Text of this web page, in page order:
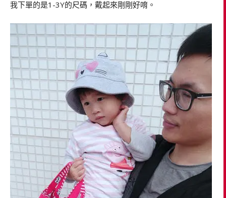
我下單的是1-3Y的尺碼，戴起來剛剛好唷。